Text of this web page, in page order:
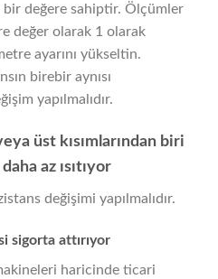
bir değere sahiptir. Ölçümler
değer olarak 1 olarak
ayarını yükseltin.
birebir aynısı
yapılmalıdır.
üst kısımlarından biri
az ısıtıyor
değişimi yapılmalıdır.
sigorta attırıyor
haricinde ticari